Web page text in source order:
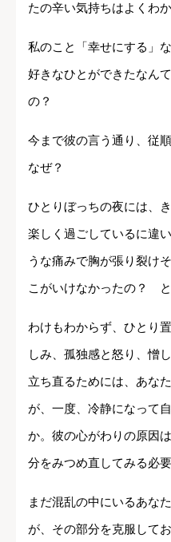
たの辛い気持ちはよくわか
私のこと「幸せにする」
好きなひとができたなん
の？
今まで彼の言う通り、従
なぜ？
ひとりぼっちの夜には、
楽しく過ごしているに違
うな痛みで胸が張り裂け
こがいけなかったの？ と
わけもわからず、ひとり
しみ、孤独感と怒り、憎
立ち直るためには、あな
が、一度、冷静になって
か。彼の心がわりの原因
分をみつめ直してみる必
まだ混乱の中にいるあな
が、その部分を克服して